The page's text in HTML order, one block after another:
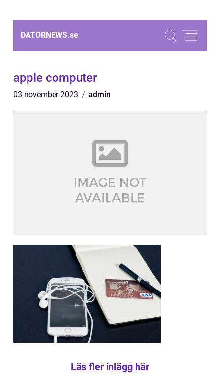
DATORNEWS.se
apple computer
03 november 2023 admin
Läs fler inlägg här